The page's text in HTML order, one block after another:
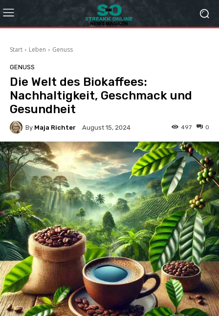
Start Leben Genuss
GENUSS
Die Welt des Biokaffees:
Nachhaltigkeit, Geschmack und
Gesundheit
By Maja Richter August 15, 2024 0
497